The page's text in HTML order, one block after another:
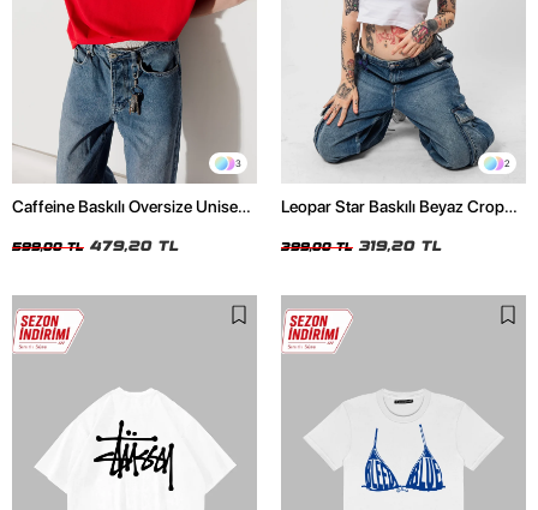
3
Caffeine Baskılı Oversize Unisex
599,00 TL 479,20 TL
2
Leopar Star Baskılı Beyaz Crop
399,00 TL 319,20 TL